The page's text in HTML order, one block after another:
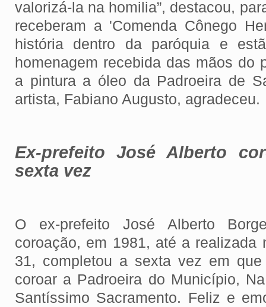
valorizá-la na homilia”, destacou,
receberam a 'Comenda Cônego
história dentro da paróquia e
homenagem recebida das mãos do
a pintura a óleo da Padroeira de
artista, Fabiano Augusto, agradeceu.
Ex-prefeito José Alberto
sexta vez
O ex-prefeito José Alberto
coroação, em 1981, até a realizada
31, completou a sexta vez em
coroar a Padroeira do Município,
Santíssimo Sacramento. Feliz e